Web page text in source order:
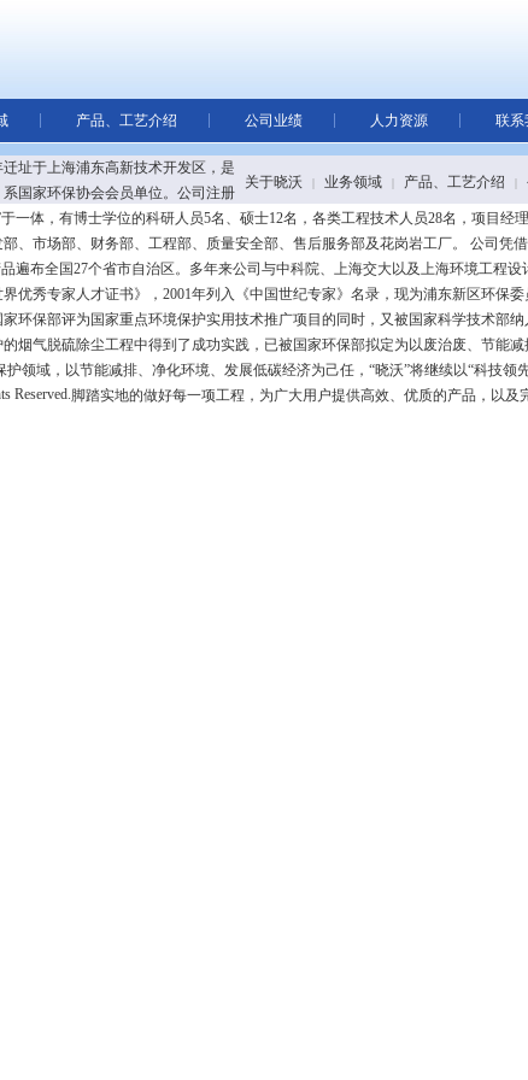
产品、工艺介绍 公司业绩 人力资源 联系
关于晓沃 | 业务领域 | 产品、工艺介绍 |
址于上海浦东高新技术开发区，是
国家环保协会会员单位。公司注册
一体，有博士学位的科研人员5名、硕士12名，各类工程技术人员28名，项目经
、市场部、财务部、工程部、质量安全部、售后服务部及花岗岩工厂。 公司凭
遍布全国27个省市自治区。多年来公司与中科院、上海交大以及上海环境工程
优秀专家人才证书》，2001年列入《中国世纪专家》名录，现为浦东新区环保
环保部评为国家重点环境保护实用技术推广项目的同时，又被国家科学技术部
烟气脱硫除尘工程中得到了成功实践，已被国家环保部拟定为以废治废、节能
领域，以节能减排、净化环境、发展低碳经济为己任，“晓沃”将继续以“科技领
脚踏实地的做好每一项工程，为广大用户提供高效、优质的产品，以及
Reserved.